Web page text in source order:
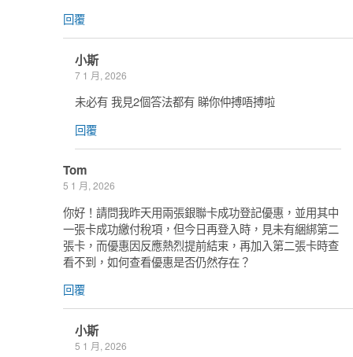
回覆
小斯
7 1 月, 2026
未必有 我見2個答法都有 睇你仲搏唔搏啦
回覆
Tom
5 1 月, 2026
你好！請問我昨天用兩張銀聯卡成功登記優惠，並用其中
一張卡成功繳付稅項，但今日再登入時，見未有綑綁第二
張卡，而優惠因反應熱烈提前結束，再加入第二張卡時查
看不到，如何查看優惠是否仍然存在？
回覆
小斯
5 1 月, 2026